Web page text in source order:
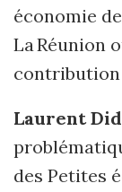
économie
La Réunion
contribution
Laurent
des Petites